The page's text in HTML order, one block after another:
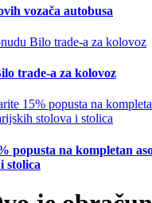
vozača autobusa
trade-a za kolovoz
popusta na kompletan
stolica